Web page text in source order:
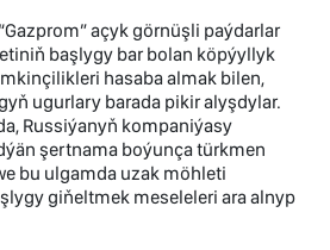
açyk görnüşli paýdarlar
başlygy bar bolan köpýyllyk
hasaba almak bilen,
ugurlary barada pikir alyşdylar.
Russiýanyň kompaniýasy
şertnama boýunça türkmen
bu ulgamda uzak möhleti
giňeltmek meseleleri ara alnyp